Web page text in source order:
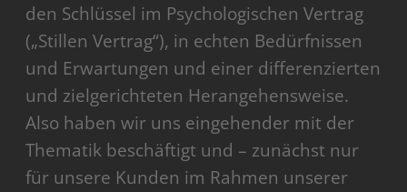
den Schlüssel im Psychologischen Vertrag
(„Stillen Vertrag“), in echten Bedürfnissen
und Erwartungen und einer differenzierten
und zielgerichteten Herangehensweise.
Also haben wir uns eingehender mit der
Thematik beschäftigt und – zunächst nur
für unsere Kunden im Rahmen unserer